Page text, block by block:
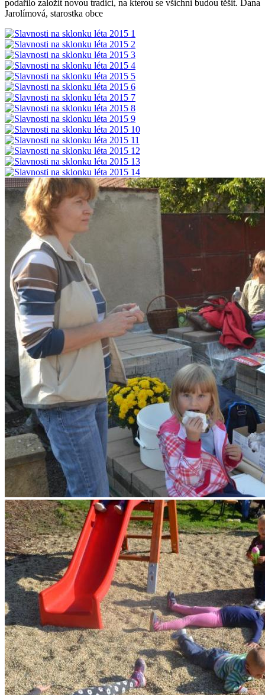
podařilo založit novou tradici, na kterou se všichni budou těšit. Dana
Jarolímová, starostka obce